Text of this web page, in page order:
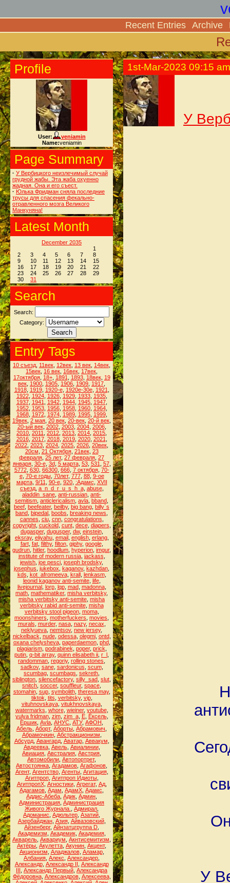
Recent Entries Archive
Profile
User:
veniamin
Name:veniamin
Page Summary
· У Вербицкого неизлечимый случай
грудной жабы. Эта жаба охуенно
жадная. Она и его съест.
· Юлька Фридман сняла последние
трусы для спасения фекально-
отравленного мозга Великого
Манкуняна!
Latest Month
December 2035
1
2
3 4 5 6 7
8
9
10 11 12 13 14
15
16
17 18 19 20 21
22
23
24 25 26 27 28
29
30
31
Search
Search:
Category:
Entry Tags
10 съезд 11век 12век 13 век 14век
15век 16 век 16век 17век
17октября, 18+, 1891 1893, 18век, 19
век 1900 1905 1906 1909 1917
1918, 1919, 1920-е, 1920е-30е, 1921
1922, 1924, 1926, 1929, 1933, 1935,
1937, 1941 1942, 1944, 1945, 1947,
1952, 1953, 1956, 1958, 1960, 1964,
1968, 1972, 1974, 1989, 1995, 1999,
19век 2 мая 20 век 20-век 20-й век
20-ый век, 2002, 2003, 2004, 2006,
2010 2011 2012 2013 2014 2015
2016, 2017, 2018, 2019, 2020, 2021
2022 2023 2024 2025 2026 20век
20см 21 Октября, 21век, 23
февраля 25 лет, 27 февраля 27
января, 30-е, 3d, 5 марта, 53, 531 57,
5772, 630, 66300, 666, 7 октября, 70-
е, 70-е годы, 70лет, 777, 88, 9-ое
марта, 9/11 90-е, 920, :Адамс XVII
съезд, a_n_d_r_u_s_h_a, abuse,
aladdin_sane anti-russian anti-
semitism anticlericalism avla bband
beef beefeater, beilby, big bang billy`s
band bipedal boobs breaking news
cannes ciu, cnn, congratulations
copyright, cuckold, cunt, dece, diapers
dugasper, dugusper, dw, einstein,
eksray, eliyahu, email, english, erlang,
fart, fat, filthy, filton, giphy, google,
gudrun hitler, hoodlum hyperion imgur,
institute of modern russia, jackass
jewish joe pesci joseph brodsky,
josephus jukebox kaganov, kazhdan
kds kot_afromeeva, krall, lenkasm,
leonid kaganov anti-semite, life,
livejournal, lorp, lqp, mad, madonna,
math mathematiker, misha verbitsky,
misha verbitsky anti-semite misha
verbitsky rabid anti-semite, misha
verbitsky stool pigeon, moma,
moonshiners motherfuckers movies
murals murder, nasa, nazy, necax
neklyueva nemtsov, new jersey,
nickelback nude, odessa, olegmi, ontd,
oxana chelysheva, paperdaemon, phd,
plagiarism, podrabinek poper, prick
putin q-bit array, quinn elisabeth ii r_l
randomman regoriy, rolling stones
sadkov, sane, sardonicus scum,
scumbag scumbags sekreth
siblington silencefactory, silly_sad slut
snitch soccer, souffleur, space
stomahin, sup, symbolith, theresa may,
tiktok tits verbitsky, vip,
vituhnovskaya, vitukhnovskaya,
watermarks whore, wieiner, youtube,
yulya fridman, zim, zim_a, Ё, Ёксель,
Ёршик Аvla АНУС АТУ, АФОН
Абель Аборт, Аборты Абрамович
Абрамочкин, Абстракционизм
Абсурд, Авангард, Аватар, Аввакум
Авдеевка, Авель, Авиалинии,
Авиация Австралия Австрия
Автомобили Автопортрет,
Автостоянка Агадамов Агафонов
Агент, Агентство, Агенты, Агитация,
Агитпроп, Агитпроп Идиоты,
АгитпропХ, Агностики, Агрегат, Ад,
Адагамов Адам АдамХ Адамс
Аддис-Абеба Адик Админ
Администрация Администрация
Живого Журнала.
Адмирал
Адоманис Адюльтер Азатий
Азербайджан, Азия, Айвазовский,
Айзенберг, Айнзатцгруппа D
Академизм Академик, Академия,
Акварель Аквариум Акнтисемитизм
Актёры Акулетта Акунин Акцент,
Акционизм Аладжалов, Аламар,
Албания Алекс Александер
Александр, Александр II Александр
III Александр Первый Александра
Фёдоровна, Александров, Алексеева,
1st-Mar-2023 09:15 am
У
У